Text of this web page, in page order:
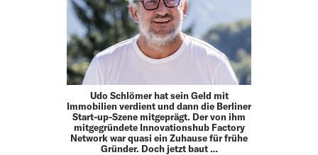
Udo Schlömer hat sein Geld mit
Immobilien verdient und dann die Berliner
Start-up-Szene mitgeprägt. Der von ihm
mitgegründete Innovationshub Factory
Network war quasi ein Zuhause für frühe
Gründer. Doch jetzt baut …